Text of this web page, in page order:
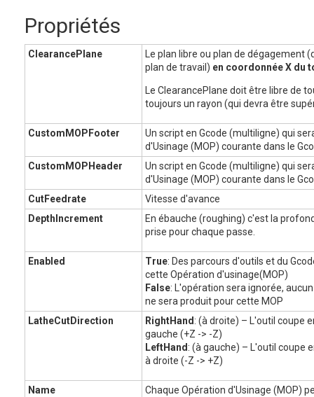
Propriétés
ClearancePlane
Le plan libre ou plan de dégagement
plan de travail) en coordonnée X du
Le ClearancePlane doit être libre de
toujours un rayon (qui devra être
CustomMOPFooter
Un script en Gcode (multiligne) qui
d'Usinage (MOP) courante dans le
CustomMOPHeader
Un script en Gcode (multiligne) qui
d'Usinage (MOP) courante dans le
CutFeedrate
Vitesse d'avance
DepthIncrement
En ébauche (roughing) c'est la
prise pour chaque passe.
Enabled True: Des parcours d'outils et du
cette Opération d'usinage(MOP)
False: L'opération sera ignorée,
ne sera produit pour cette MOP
LatheCutDirection
RightHand : (à droite) – L'outil coupe
gauche (+Z -> -Z)
LeftHand : (à gauche) – L'outil coupe
à droite (-Z -> +Z)
Name
Chaque Opération d'Usinage (MOP)